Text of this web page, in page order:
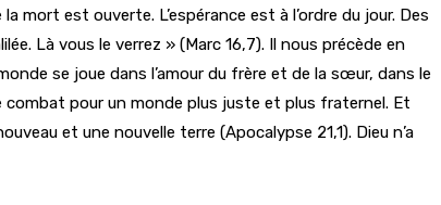
est ouverte. L’espérance est à l’ordre du jour. Des
Là vous le verrez » (Marc 16,7). Il nous précède en
se joue dans l’amour du frère et de la sœur, dans le
pour un monde plus juste et plus fraternel. Et
et une nouvelle terre (Apocalypse 21,1). Dieu n’a